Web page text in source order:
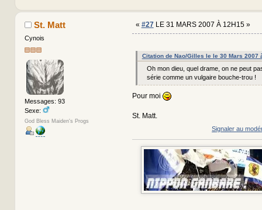
St. Matt
Cynois
Messages: 93
Sexe:
God Bless Maiden's Progs
« #27LE 31 MARS 2007 À 12H15 »
Citation de Nao/Gilles le le 30 Mars 2007
Oh mon dieu, quel drame, on ne peut
série comme un vulgaire bouche-trou !
Pour moi
St. Matt.
Signaler au